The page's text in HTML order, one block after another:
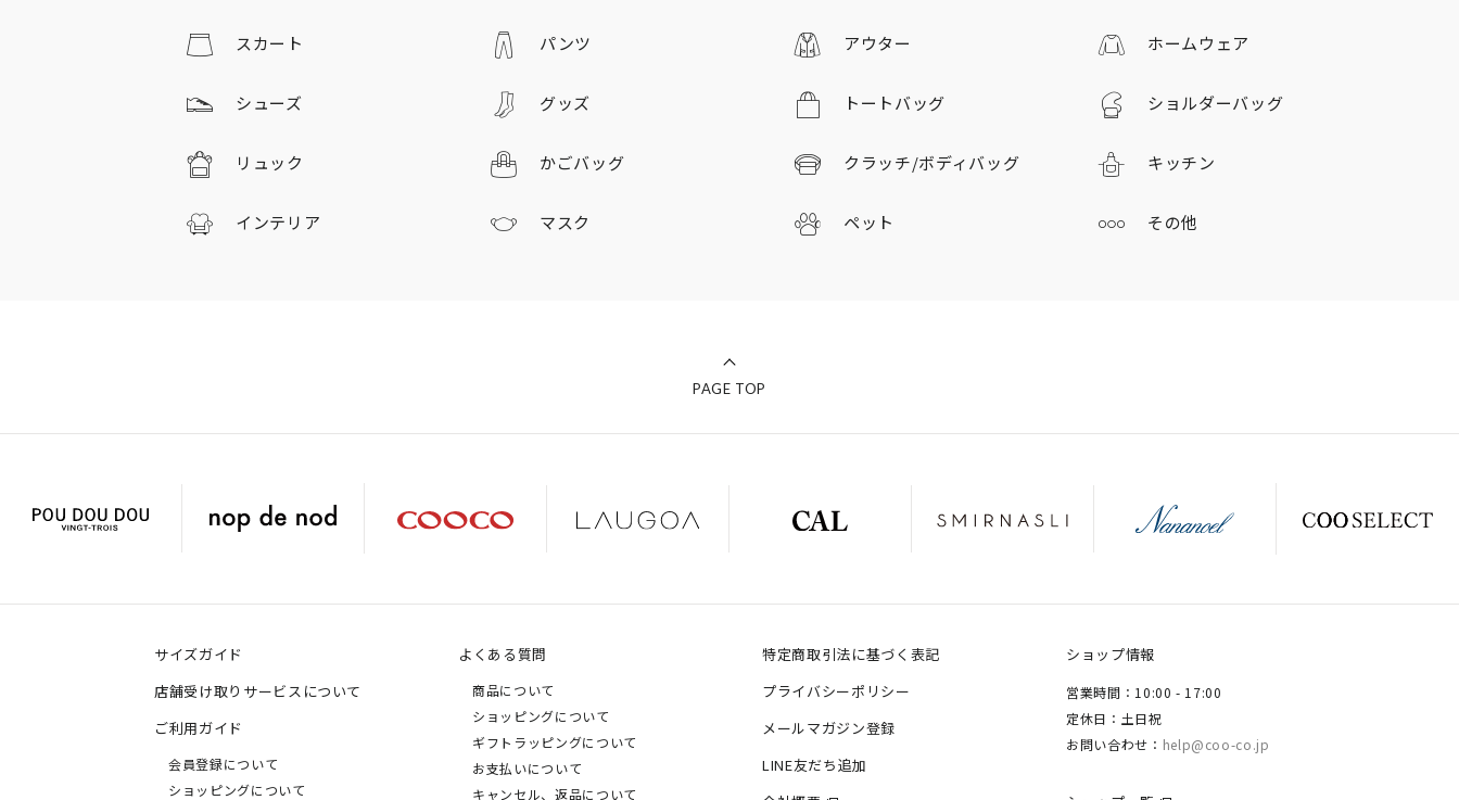
スカート パンツ アウター ホームウェア
シューズ グッズ トートバッグ ショルダーバッグ
リュック かごバッグ クラッチ/ボディバッグ キッチン
インテリア マスク ペット その他
PAGE TOP
サイズガイド
店舗受け取りサービスについて
ご利用ガイド
会員登録について
ショッピングについて
よくある質問
商品について
ショッピングについて
ギフトラッピングについて
お支払いについて
キャンセル、返品について
特定商取引法に基づく表記
プライバシーポリシー
メールマガジン登録
LINE友だち追加
ショップ情報
営業時間：10:00 - 17:00
定休日：土日祝
お問い合わせ： help@coo-co.jp